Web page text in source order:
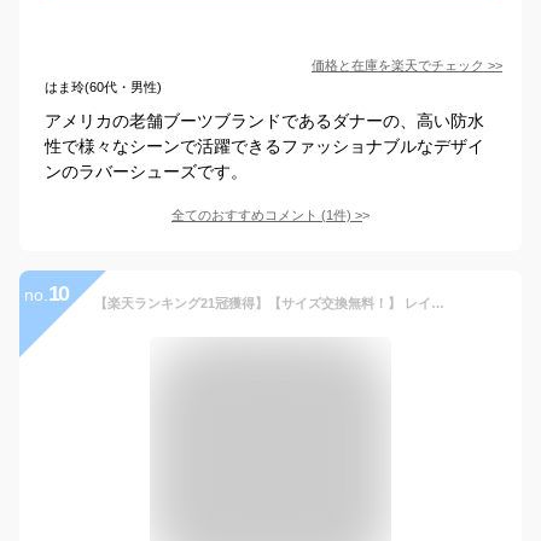
価格と在庫を楽天でチェック >>
はま玲(60代・男性)
アメリカの老舗ブーツブランドであるダナーの、高い防水
性で様々なシーンで活躍できるファッショナブルなデザイ
ンのラバーシューズです。
全てのおすすめコメント (1件) >
no. 10 【楽天ランキング21冠獲得】【サイズ交換無料！】 レインシューズ 長靴 レインブーツ メンズ 靴 ショート アウトドア 完全防水 疲れない 雨靴 ラウンドトゥ 軽量 オシャレ 歩きやすい 防水 釣り 作業 履きやすい 幅広 農作業 ガーデニング レディース長靴 防水靴